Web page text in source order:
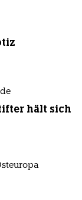
hält sich